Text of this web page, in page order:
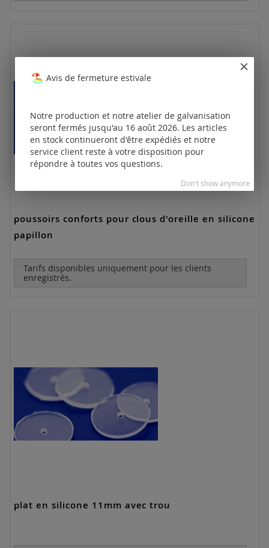
poussoirs conforts pour clous d'oreille en silicone
papillon
Tarifs disponibles uniquement pour les clients
enregistrés.
plat en silicone 11mm avec trou
Avis de fermeture estivale
Notre production et notre atelier de galvanisation
seront fermés jusqu'au 16 août 2026. Les articles
en stock continueront d'être expédiés et notre
service client reste à votre disposition pour
répondre à toutes vos questions.
Don't show anymore